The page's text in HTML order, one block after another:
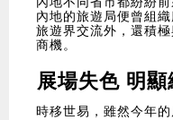
內地的旅遊局便曾組
旅遊界交流外，還積
商機。
展場失色 明顯
時移世易，雖然今年